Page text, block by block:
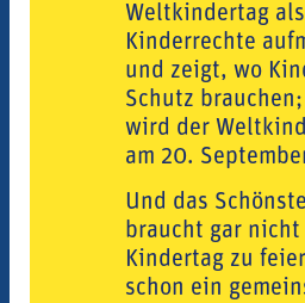
Weltkindertag
Kinderrechte
und zeigt, wo
Schutz
wird der
am 20.
Und das
braucht gar
Kindertag zu
schon ein